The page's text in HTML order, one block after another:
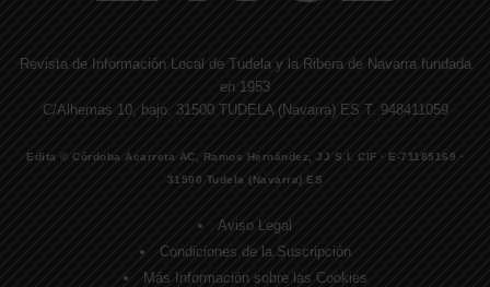
Revista de Información Local de Tudela y la Ribera de Navarra fundada
en 1953
C/Alhemas 10, bajo. 31500 TUDELA (Navarra) ES T. 948411059
Edita © Córdoba Acarreta AC, Ramos Hernández, JJ S.I. CIF · E-71185169 ·
31500 Tudela (Navarra) ES
Aviso Legal
Condiciones de la Suscripción
Más Información sobre las Cookies